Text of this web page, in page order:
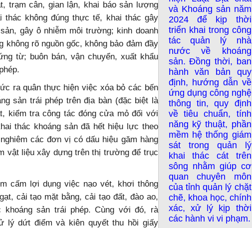
và Khoáng sản năm
2024 để kịp thời
triển khai trong công
tác quản lý nhà
nước về khoáng
sản. Đồng thời, ban
hành văn bản quy
định, hướng dẫn về
ứng dụng công nghệ
thông tin, quy định
về tiêu chuẩn, tính
năng kỹ thuật, phần
mềm hệ thống giám
sát trong quản lý
khai thác cát trên
sông nhằm giúp cơ
quan chuyên môn
của tỉnh quản lý chặt
chẽ, khoa học, chính
xác, xử lý kịp thời
các hành vi vi phạm.
trạm cân, gian lận, khai báo sản lượng
thác không đúng thực tế, khai thác gây
gây ô nhiễm môi trường; kinh doanh
không rõ nguồn gốc, không bảo đảm đầy
từ; buôn bán, vận chuyển, xuất khẩu
ra quân thực hiện việc xóa bỏ các bến
sản trái phép trên địa bàn (đặc biệt là
kiểm tra công tác đóng cửa mỏ đối với
thác khoáng sản đã hết hiệu lực theo
các đơn vị có dấu hiệu găm hàng
vật liệu xây dựng trên thị trường để trục
cấm lợi dụng việc nạo vét, khơi thông
cải tạo mặt bằng, cải tạo đất, đào ao,
khoáng sản trái phép. Cùng với đó, rà
lý dứt điểm và kiên quyết thu hồi giấy